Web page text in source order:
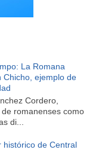
La Romana
Chicho, ejemplo de
Cordero,
romanenses como
di...
histórico de Central